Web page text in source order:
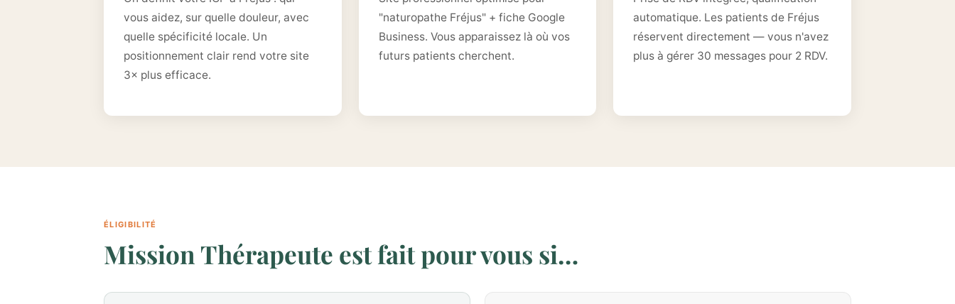
vous aidez, sur quelle douleur, avec
quelle spécificité locale. Un
positionnement clair rend votre site
3× plus efficace.
"naturopathe Fréjus" + fiche Google
Business. Vous apparaissez là où vos
futurs patients cherchent.
automatique. Les patients de Fréjus
réservent directement — vous n'avez
plus à gérer 30 messages pour 2 RDV.
ÉLIGIBILITÉ
Mission Thérapeute est fait pour vous si…